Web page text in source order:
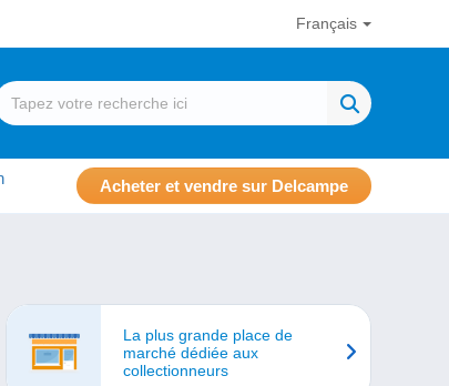
Français
Acheter et vendre sur Delcampe
La plus grande place de
marché dédiée aux
collectionneurs